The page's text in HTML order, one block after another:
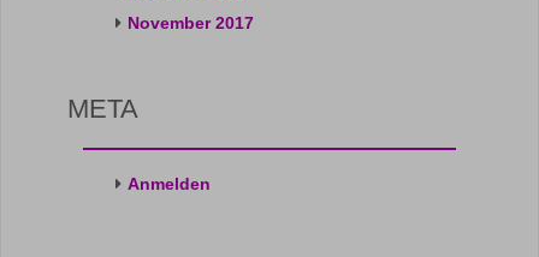
November 2017
META
Anmelden